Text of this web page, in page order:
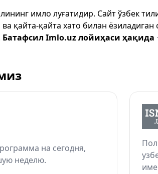
имло луғатидир. Сайт ўзбек
қайта-қайта хато билан
Батафсил Imlo.uz лойиҳаси ҳақида
на сегодня,
неделю.